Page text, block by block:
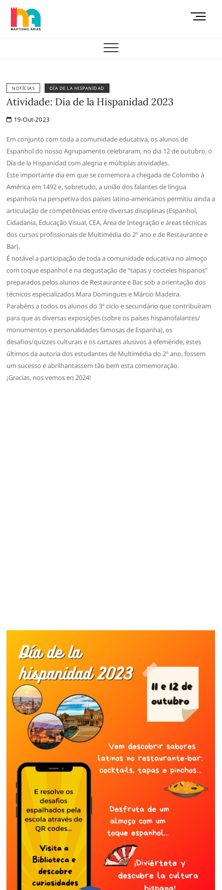
Skip
content
M
NOTÍCIAS DÍA DE LA HISPANIDAD
Atividade: Día de la Hispanidad 2023
19-Out-2023
Em conjunto com toda a comunidade educativa, os alunos de
Espanhol do nosso Agrupamento celebraram, no dia 12 de outubro, o
Día de la Hispanidad com alegria e múltiplas atividades.
Este importante dia em que se comemora a chegada de Colombo à
América em 1492 e, sobretudo, a união dos falantes de língua
espanhola na perspetiva dos países latino-americanos permitiu ainda a
articulação de competências entre diversas disciplinas (Espanhol,
Cidadania, Educação Visual, CEA, Área de Integração e áreas técnicas
dos cursos profissionais de Multimédia do 2º ano e de Restaurante e
Bar).
É notável a participação de toda a comunidade educativa no almoço
com toque espanhol e na degustação de “tapas y cocteles hispanos”
preparados pelos alunos de Restaurante e Bar, sob a orientação dos
técnicos especializados Mara Domingues e Márcio Madeira.
Parabéns a todos os alunos do 3º ciclo e secundário que contribuíram
para que as diversas exposições (sobre os países hispanofalantes/
monumentos e personalidades famosas de Espanha), os
desafios/quizzes culturais e os cartazes alusivos à efeméride, estes
últimos da autoria dos estudantes de Multimédia do 2º ano, fossem
um sucesso e abrilhantassem tão bem esta comemoração.
¡Gracias, nos vemos en 2024!